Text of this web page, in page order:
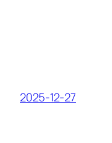
2025-12-27